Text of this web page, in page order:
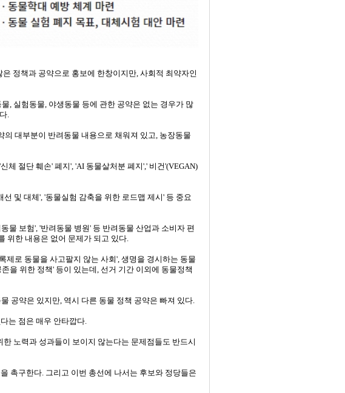
정책과 공약으로 홍보에 한창이지만, 사회적 최약자인
, 실험동물, 야생동물 등에 관한 공약은 없는 경우가 많
.
대부분이 반려동물 내용으로 채워져 있고, 농장동물
체 절단 훼손' 폐지', 'AI 동물살처분 폐지',' 비건'(VEGAN)
및 대체', '동물실험 감축을 위한 로드맵 제시' 등 중요
물 보험', '반려동물 병원' 등 반려동물 산업과 소비자 편
위한 내용은 없어 문제가 되고 있다.
제로 동물을 사고팔지 않는 사회', 생명을 경시하는 동물
을 위한 정책' 등이 있는데, 선거 기간 이외에 동물정책
공약은 있지만, 역시 다른 동물 정책 공약은 빠져 있다.
는 점은 매우 안타깝다.
노력과 성과들이 보이지 않는다는 문제점들도 반드시
촉구한다. 그리고 이번 총선에 나서는 후보와 정당들은